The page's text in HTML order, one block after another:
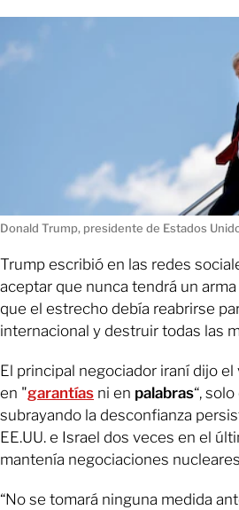
Donald Trump, presidente de Estados
Trump escribió en las redes
aceptar que nunca tendrá un arma
que el estrecho debía reabrirse
internacional y destruir todas las
El principal negociador iraní dijo
en "garantías ni en palabras“,
subrayando la desconfianza
EE.UU. e Israel dos veces en el
mantenía negociaciones
“No se tomará ninguna medida